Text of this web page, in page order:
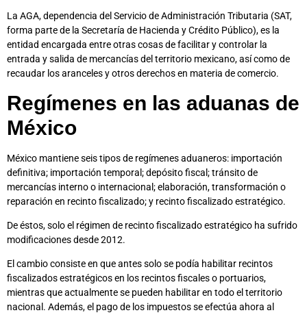
La AGA, dependencia del Servicio de Administración Tributaria (SAT,
forma parte de la Secretaría de Hacienda y Crédito Público), es la
entidad encargada entre otras cosas de facilitar y controlar la
entrada y salida de mercancías del territorio mexicano, así como de
recaudar los aranceles y otros derechos en materia de comercio.
Regímenes en las aduanas de
México
México mantiene seis tipos de regímenes aduaneros: importación
definitiva; importación temporal; depósito fiscal; tránsito de
mercancías interno o internacional; elaboración, transformación o
reparación en recinto fiscalizado; y recinto fiscalizado estratégico.
De éstos, solo el régimen de recinto fiscalizado estratégico ha sufrido
modificaciones desde 2012.
El cambio consiste en que antes solo se podía habilitar recintos
fiscalizados estratégicos en los recintos fiscales o portuarios,
mientras que actualmente se pueden habilitar en todo el territorio
nacional. Además, el pago de los impuestos se efectúa ahora al